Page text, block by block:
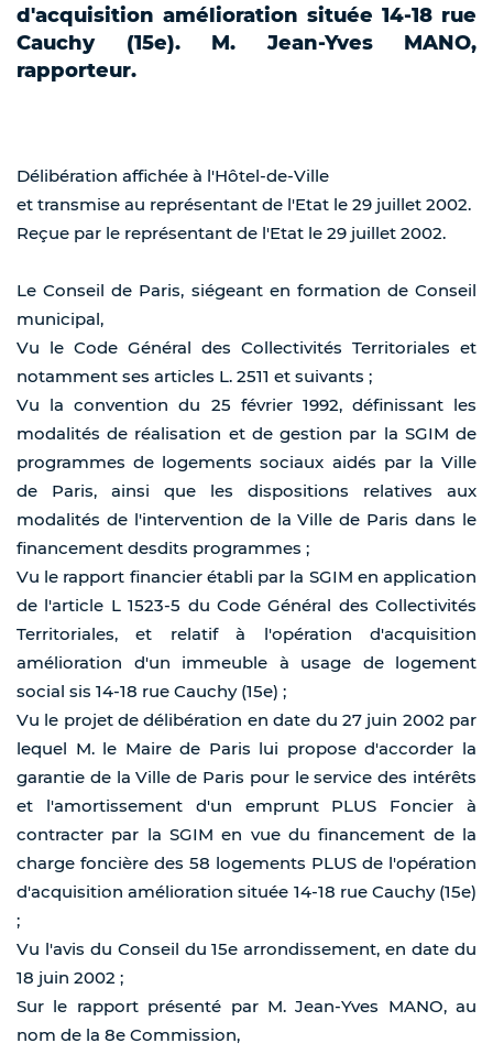
d'acquisition amélioration située 14-18 rue
Cauchy (15e). M. Jean-Yves MANO,
rapporteur.
Délibération affichée à l'Hôtel-de-Ville
et transmise au représentant de l'Etat le 29 juillet 2002.
Reçue par le représentant de l'Etat le 29 juillet 2002.
Le Conseil de Paris, siégeant en formation de Conseil
municipal,
Vu le Code Général des Collectivités Territoriales et
notamment ses articles L. 2511 et suivants ;
Vu la convention du 25 février 1992, définissant les
modalités de réalisation et de gestion par la SGIM de
programmes de logements sociaux aidés par la Ville
de Paris, ainsi que les dispositions relatives aux
modalités de l'intervention de la Ville de Paris dans le
financement desdits programmes ;
Vu le rapport financier établi par la SGIM en application
de l'article L 1523-5 du Code Général des Collectivités
Territoriales, et relatif à l'opération d'acquisition
amélioration d'un immeuble à usage de logement
social sis 14-18 rue Cauchy (15e) ;
Vu le projet de délibération en date du 27 juin 2002 par
lequel M. le Maire de Paris lui propose d'accorder la
garantie de la Ville de Paris pour le service des intérêts
et l'amortissement d'un emprunt PLUS Foncier à
contracter par la SGIM en vue du financement de la
charge foncière des 58 logements PLUS de l'opération
d'acquisition amélioration située 14-18 rue Cauchy (15e)
;
Vu l'avis du Conseil du 15e arrondissement, en date du
18 juin 2002 ;
Sur le rapport présenté par M. Jean-Yves MANO, au
nom de la 8e Commission,